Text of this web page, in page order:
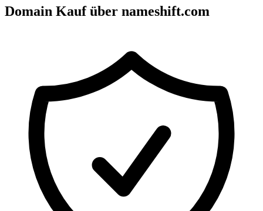
Domain Kauf über nameshift.com